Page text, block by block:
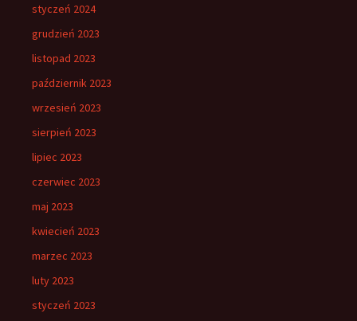
styczeń 2024
grudzień 2023
listopad 2023
październik 2023
wrzesień 2023
sierpień 2023
lipiec 2023
czerwiec 2023
maj 2023
kwiecień 2023
marzec 2023
luty 2023
styczeń 2023